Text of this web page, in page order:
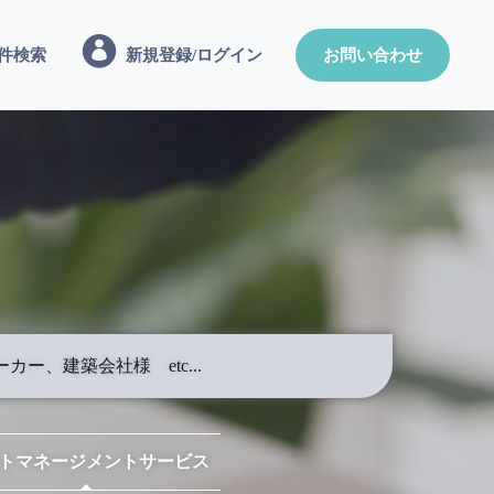
検索 新規登録/ログイン お問い合わせ
カー、建築会社様 etc...
マネージメントサービス